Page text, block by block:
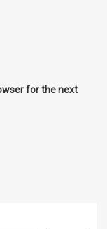
for the next